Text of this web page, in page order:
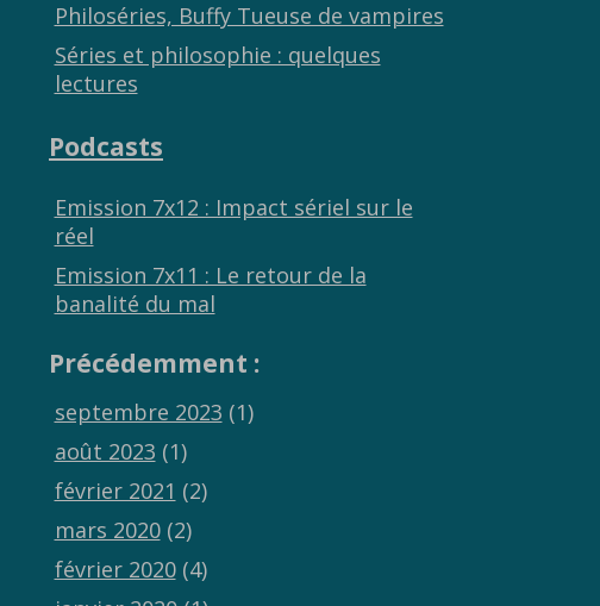
Philoséries, Buffy Tueuse de vampires
Séries et philosophie : quelques
lectures
Podcasts
Emission 7x12 : Impact sériel sur le
réel
Emission 7x11 : Le retour de la
banalité du mal
Précédemment :
septembre 2023 (1)
août 2023 (1)
février 2021 (2)
mars 2020(2)
février 2020(4)